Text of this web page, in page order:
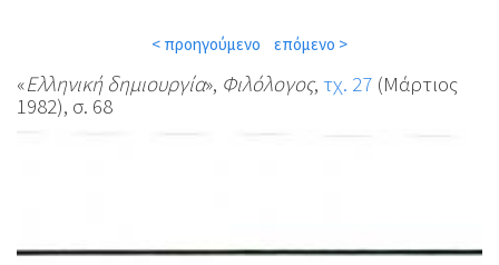
< προηγούμενο επόμενο >
«Ελληνική δημιουργία», Φιλόλογος, τχ. 27 (Μάρτιος
1982), σ. 68